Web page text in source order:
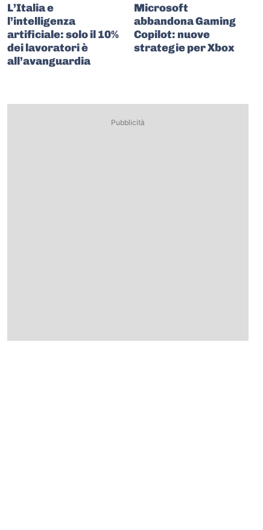
L’Italia e
l’intelligenza
artificiale: solo il 10%
dei lavoratori è
all’avanguardia
Microsoft
abbandona Gaming
Copilot: nuove
strategie per Xbox
Pubblicità